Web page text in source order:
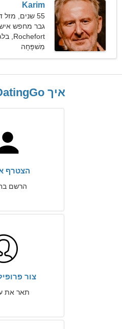
Karim
55 שנים, מזל דגים
52
Rochefort, בלגיה
מִשׁפָּחָה
איך BelDatingGo עובד
הצטרף
הרשם
צור
תאר את